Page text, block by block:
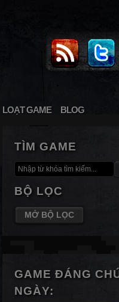
LOẠT GAME BLOG
TÌM GAME
BỘ LỌC
MỞ BỘ LỌC
GAME ĐÁNG
NGÀY: